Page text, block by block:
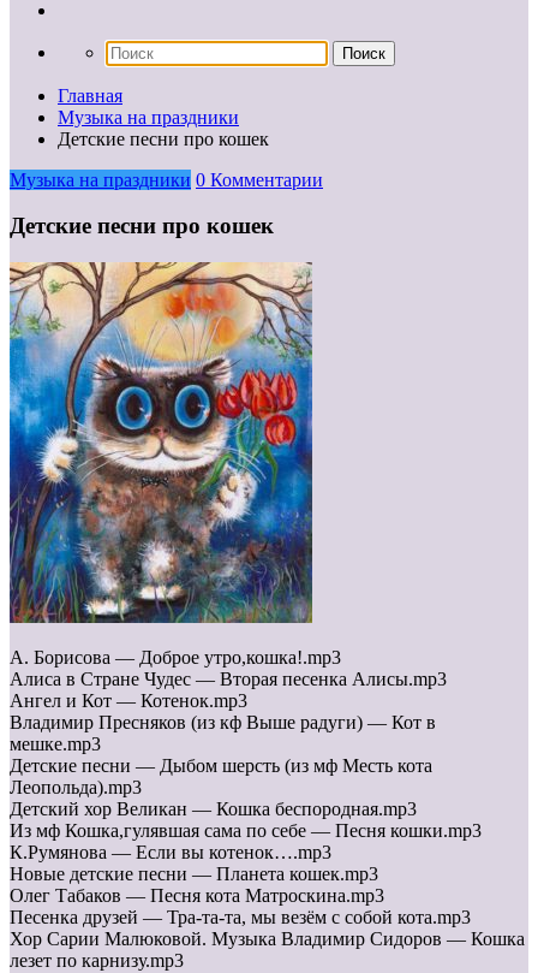
Главная
Музыка на праздники
Детские песни про кошек
Музыка на праздники 0 Комментарии
Детские песни про кошек
А. Борисова — Доброе утро,кошка!.mp3
Алиса в Стране Чудес — Вторая песенка Алисы.mp3
Ангел и Кот — Котенок.mp3
Владимир Пресняков (из кф Выше радуги) — Кот в
мешке.mp3
Детские песни — Дыбом шерсть (из мф Месть кота
Леопольда).mp3
Детский хор Великан — Кошка беспородная.mp3
Из мф Кошка,гулявшая сама по себе — Песня кошки.mp3
К.Румянова — Если вы котенок….mp3
Новые детские песни — Планета кошек.mp3
Олег Табаков — Песня кота Матроскина.mp3
Песенка друзей — Тра-та-та, мы везём с собой кота.mp3
Хор Сарии Малюковой. Музыка Владимир Сидоров — Кошка
лезет по карнизу.mp3